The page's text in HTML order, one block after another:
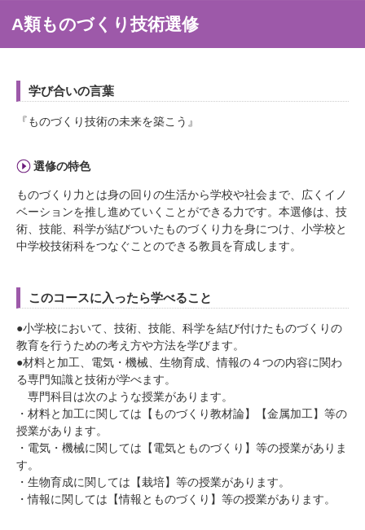
A類ものづくり技術選修
学び合いの言葉
『ものづくり技術の未来を築こう』
選修の特色
ものづくり力とは身の回りの生活から学校や社会まで、広くイノ
ベーションを推し進めていくことができる力です。本選修は、技
術、技能、科学が結びついたものづくり力を身につけ、小学校と
中学校技術科をつなぐことのできる教員を育成します。
このコースに入ったら学べること
●小学校において、技術、技能、科学を結び付けたものづくりの
教育を行うための考え方や方法を学びます。
●材料と加工、電気・機械、生物育成、情報の４つの内容に関わ
る専門知識と技術が学べます。
専門科目は次のような授業があります。
・材料と加工に関しては【ものづくり教材論】【金属加工】等の
授業があります。
・電気・機械に関しては【電気とものづくり】等の授業がありま
す。
・生物育成に関しては【栽培】等の授業があります。
・情報に関しては【情報とものづくり】等の授業があります。